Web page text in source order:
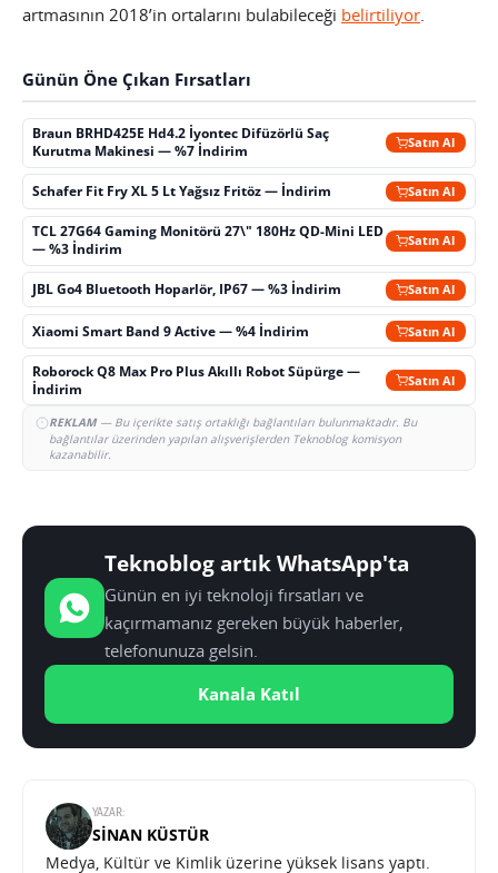
artmasının 2018’in ortalarını bulabileceği belirtiliyor
Günün Öne Çıkan Fırsatları
Braun BRHD425E Hd4.2 İyontec Difüzörlü Saç
Kurutma Makinesi — %7 İndirim
Satın Al
Schafer Fit Fry XL 5 Lt Yağsız Fritöz — İndirim Satın Al
TCL 27G64 Gaming Monitörü 27\" 180Hz QD-Mini LED
— %3 İndirim
Satın Al
JBL Go4 Bluetooth Hoparlör, IP67 — %3 İndirim Satın Al
Xiaomi Smart Band 9 Active — %4 İndirim Satın Al
Roborock Q8 Max Pro Plus Akıllı Robot Süpürge —
İndirim
Satın Al
REKLAM— Bu içerikte satış ortaklığı bağlantıları bulunmaktadır. Bu
bağlantılar üzerinden yapılan alışverişlerden Teknoblog komisyon
kazanabilir.
Teknoblog artık WhatsApp'ta
Günün en iyi teknoloji fırsatları ve
kaçırmamanız gereken büyük haberler,
telefonunuza gelsin.
Kanala Katıl
YAZAR:
SINAN KÜSTÜR
Medya, Kültür ve Kimlik üzerine yüksek lisans yaptı.